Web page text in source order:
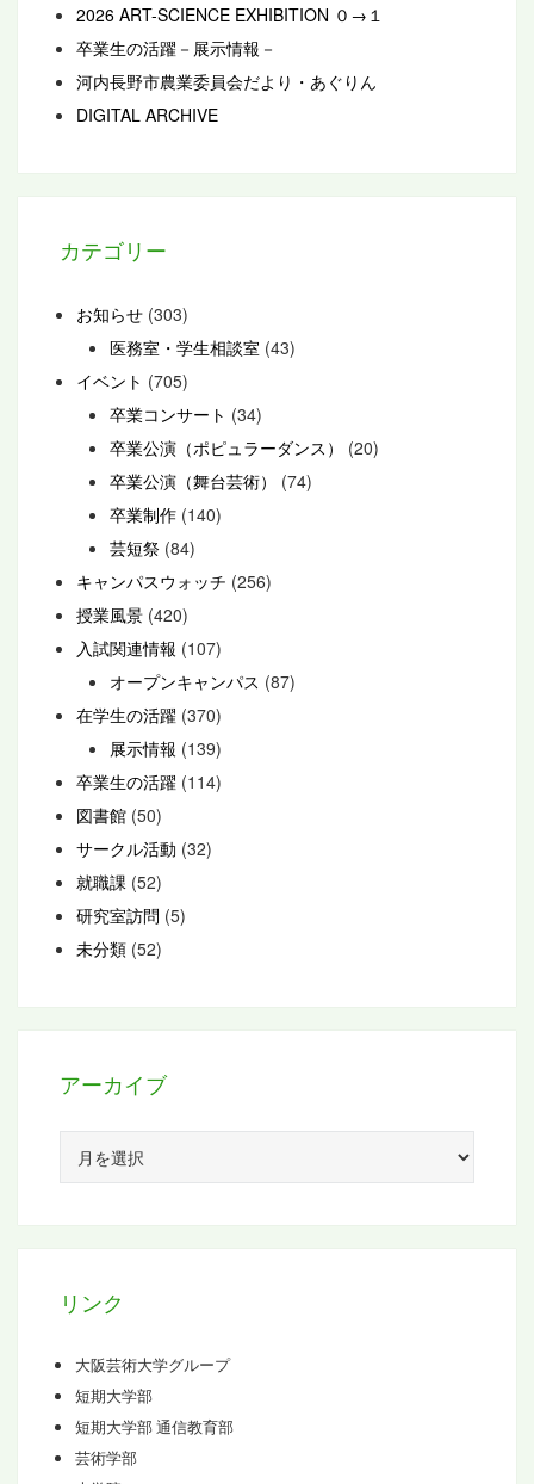
2026 ART-SCIENCE EXHIBITION ０→１
卒業生の活躍－展示情報－
河内長野市農業委員会だより・あぐりん
DIGITAL ARCHIVE
カテゴリー
お知らせ (303)
医務室・学生相談室 (43)
イベント (705)
卒業コンサート (34)
卒業公演（ポピュラーダンス）
(20)
卒業公演（舞台芸術）
(74)
卒業制作 (140)
芸短祭 (84)
キャンパスウォッチ (256)
授業風景 (420)
入試関連情報 (107)
オープンキャンパス (87)
在学生の活躍 (370)
展示情報 (139)
卒業生の活躍 (114)
図書館 (50)
サークル活動 (32)
就職課 (52)
研究室訪問 (5)
未分類 (52)
アーカイブ
カ
リンク
大阪芸術大学グループ
短期大学部
短期大学部 通信教育部
芸術学部